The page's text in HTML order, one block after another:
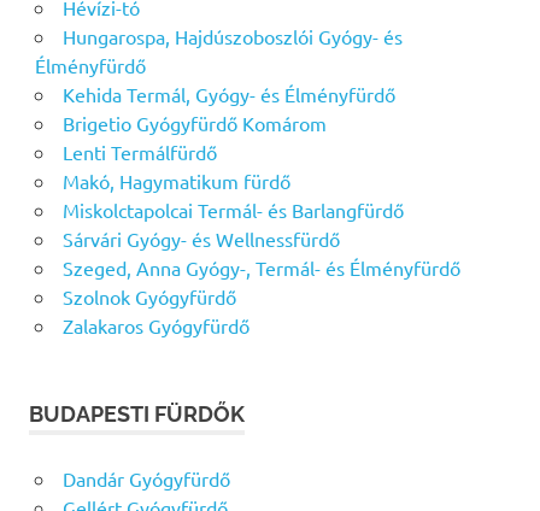
Hévízi-tó
Hungarospa, Hajdúszoboszlói Gyógy- és
Élményfürdő
Kehida Termál, Gyógy- és Élményfürdő
Brigetio Gyógyfürdő Komárom
Lenti Termálfürdő
Makó, Hagymatikum fürdő
Miskolctapolcai Termál- és Barlangfürdő
Sárvári Gyógy- és Wellnessfürdő
Szeged, Anna Gyógy-, Termál- és Élményfürdő
Szolnok Gyógyfürdő
Zalakaros Gyógyfürdő
BUDAPESTI FÜRDŐK
Dandár Gyógyfürdő